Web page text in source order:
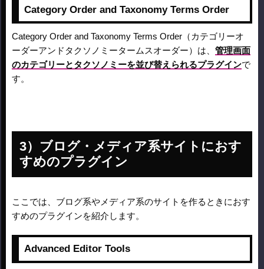
Category Order and Taxonomy Terms Order
Category Order and Taxonomy Terms Order（カテゴリーオ
ーダーアンドタクソノミータームスオーダー）は、 管理画面
のカテゴリーとタクソノミーを並び替えられるプラグインで
す。
ブログ・メディア系サイトにおす
すめのプラグイン
ここでは、ブログ系やメディア系のサイトを作るときにおす
すめのプラグインを紹介します。
Advanced Editor Tools